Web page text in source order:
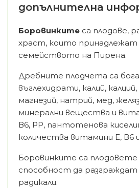
допълнителна
Боровинките са плодове,
храст, които принадлежат
семейството на Пирена.
Дребните плодчета са
въглехидрати, калий,
магнезий, натрий, мед,
минерални вещества и
В6, РР, пантотенова
количества витамини Е, В6
Боровинките са плодовете
способност да разграждат
радикали.